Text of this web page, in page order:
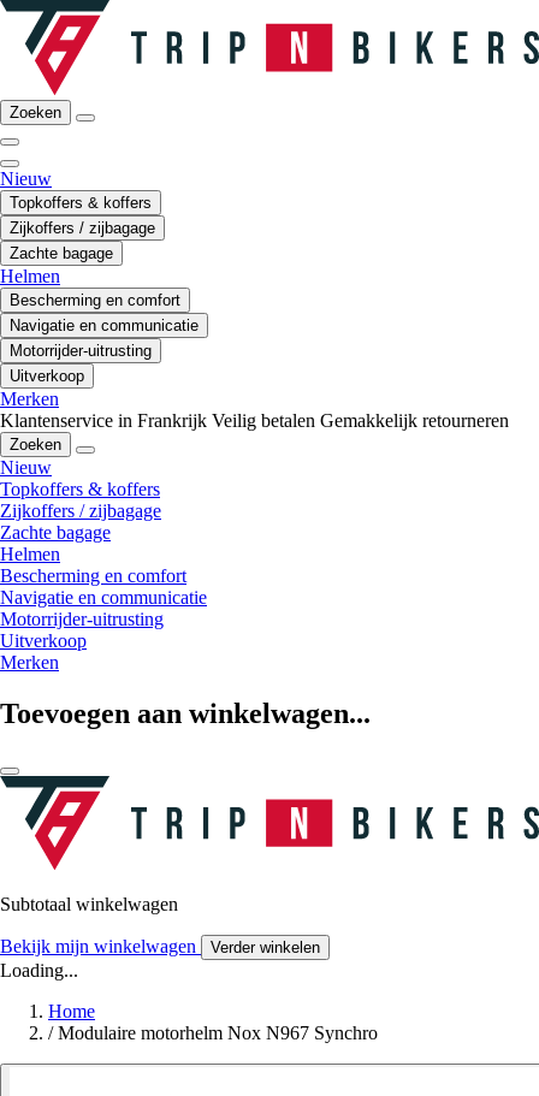
Zoeken
Nieuw
Topkoffers & koffers
Zijkoffers / zijbagage
Zachte bagage
Helmen
Bescherming en comfort
Navigatie en communicatie
Motorrijder-uitrusting
Uitverkoop
Merken
Klantenservice in Frankrijk Veilig betalen Gemakkelijk retourneren
Zoeken
Nieuw
Topkoffers & koffers
Zijkoffers / zijbagage
Zachte bagage
Helmen
Bescherming en comfort
Navigatie en communicatie
Motorrijder-uitrusting
Uitverkoop
Merken
Toevoegen aan winkelwagen...
Subtotaal winkelwagen
Bekijk mijn winkelwagen Verder winkelen
Loading...
Home
/ Modulaire motorhelm Nox N967 Synchro